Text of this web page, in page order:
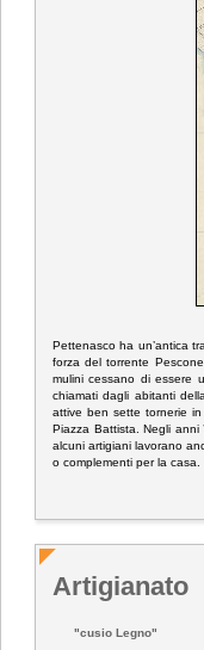
Pettenasco ha un’antica
forza del torrente
mulini cessano di essere
chiamati dagli abitanti
attive ben sette tornerie in
Piazza Battista.
Negli anni
alcuni artigiani lavorano
o complementi per la casa.
Artigianato
"cusio Legno"